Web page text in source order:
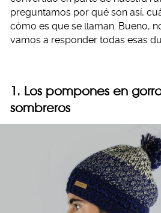
preguntamos por qué son así,
cómo es que se llaman. Bueno,
vamos a responder todas esas
1. Los pompones en
sombreros